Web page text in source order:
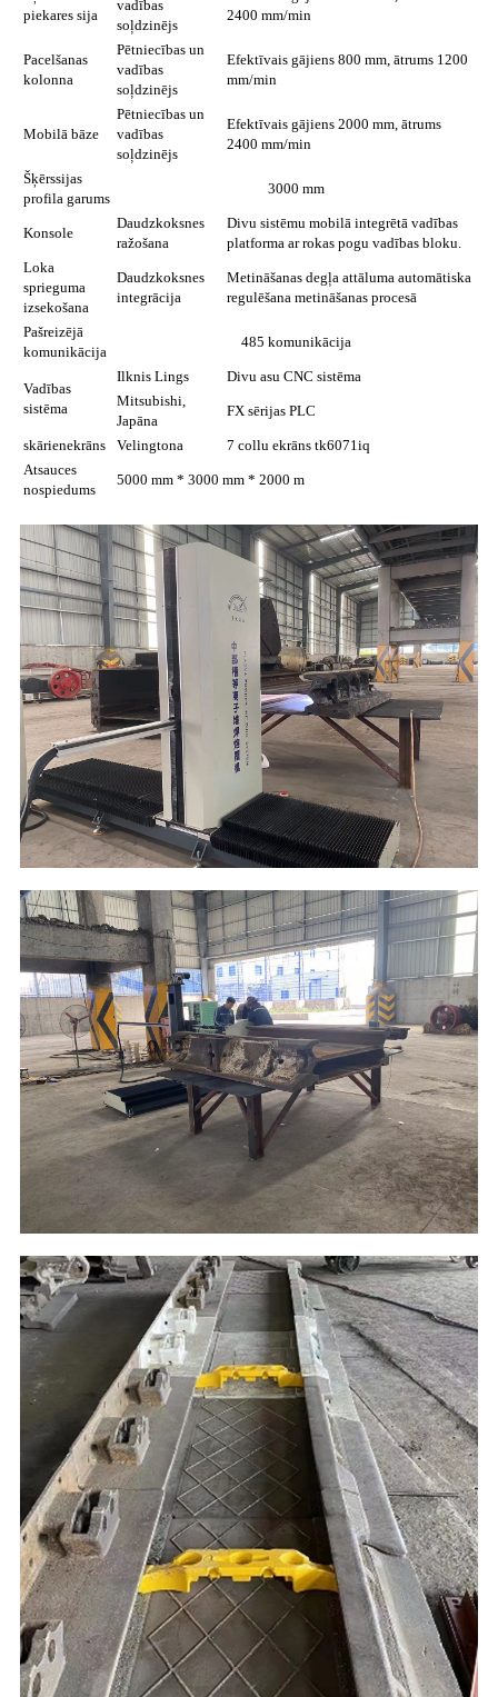
piekares sija
vadības
soļdzinējs
2400 mm/min
Pacelšanas
kolonna
Pētniecības un
vadības
soļdzinējs
Efektīvais gājiens 800 mm, ātrums 1200
mm/min
Mobilā bāze
Pētniecības un
vadības
soļdzinējs
Efektīvais gājiens 2000 mm, ātrums
2400 mm/min
Šķērssijas
profila garums
3000 mm
Konsole
Daudzkoksnes
ražošana
Divu sistēmu mobilā integrētā vadības
platforma ar rokas pogu vadības bloku.
Loka
sprieguma
izsekošana
Daudzkoksnes
integrācija
Metināšanas degļa attāluma automātiska
regulēšana metināšanas procesā
Pašreizējā
komunikācija
485 komunikācija
Vadības
sistēma
Ilknis Lings
Divu asu CNC sistēma
Mitsubishi,
Japāna
FX sērijas PLC
skārienekrāns Velingtona
7 collu ekrāns tk6071iq
Atsauces
nospiedums
5000 mm * 3000 mm * 2000 m